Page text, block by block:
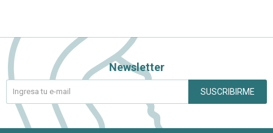
Newsletter
SUSCRIBIRME